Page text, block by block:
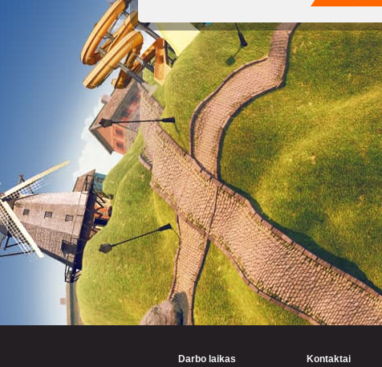
Darbo laikas Kontaktai